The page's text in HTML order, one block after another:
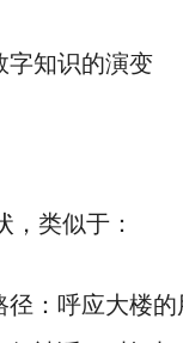
字知识的演变
，类似于：
径：呼应大楼的